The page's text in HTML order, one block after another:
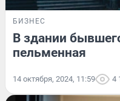
БИЗНЕС
В здании
пельменная
14 октября, 2024, 11:59 4